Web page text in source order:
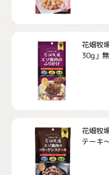
花畑牧
30g」
花畑牧
テーキ